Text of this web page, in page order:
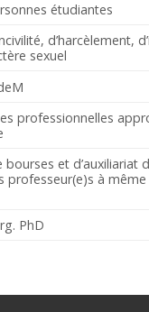
étudiantes
d’harcèlement,
sexuel
professionnelles
et d’auxiliariat
professeur(e)s à
PhD